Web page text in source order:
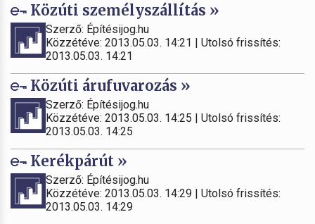
Közúti személyszállítás »
Szerző: Építésijog.hu
Közzétéve: 2013.05.03. 14:21 | Utolsó frissítés:
2013.05.03. 14:21
Közúti árufuvarozás »
Szerző: Építésijog.hu
Közzétéve: 2013.05.03. 14:25 | Utolsó frissítés:
2013.05.03. 14:25
Kerékpárút »
Szerző: Építésijog.hu
Közzétéve: 2013.05.03. 14:29 | Utolsó frissítés:
2013.05.03. 14:29